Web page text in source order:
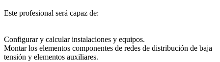
Este profesional será capaz de:
Configurar y calcular instalaciones y equipos.
Montar los elementos componentes de redes de distribución de baja
tensión y elementos auxiliares.